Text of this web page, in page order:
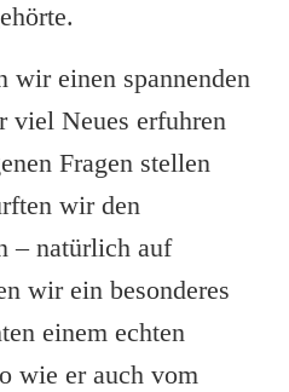
wir einen spannenden
viel Neues erfuhren
Fragen stellen
wir den
– natürlich auf
wir ein besonderes
einem echten
wie er auch vom